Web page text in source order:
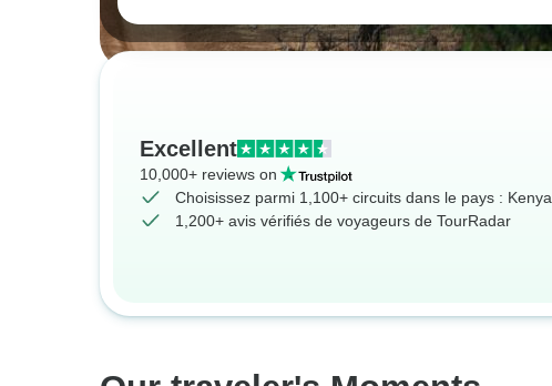
Excellent
10,000+ reviews on
Choisissez parmi 1,100+ circuits dans le pays : Kenya
1,200+ avis vérifiés de voyageurs de TourRadar